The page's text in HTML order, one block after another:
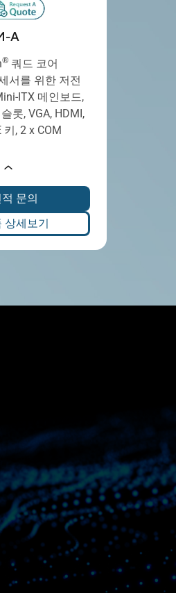
A
®쿼드 코어
서를 위한 저전
ITX 메인보드,
롯, VGA, HDMI,
키, 2 x COM
적 문의
상세보기